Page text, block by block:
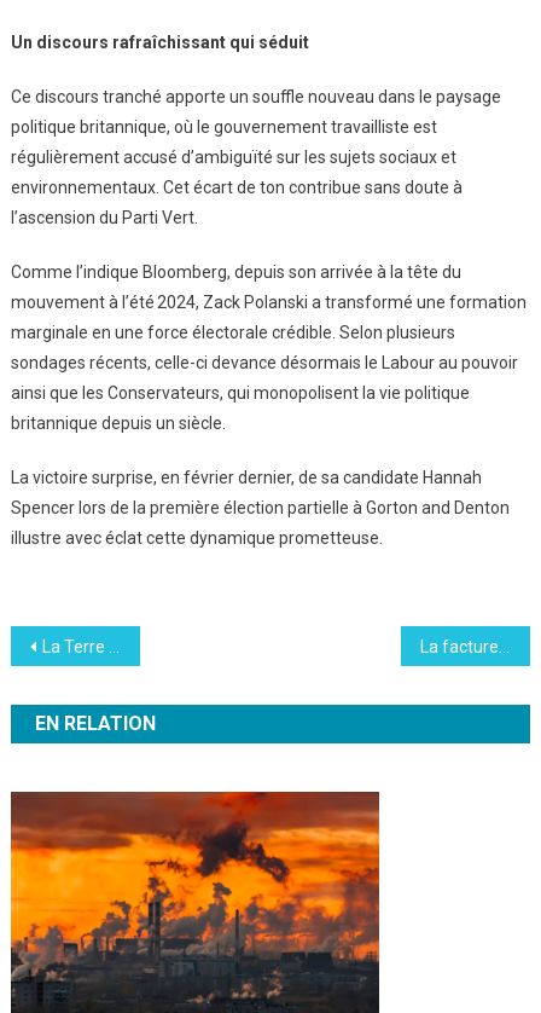
Un discours rafraîchissant qui séduit
Ce discours tranché apporte un souffle nouveau dans le paysage
politique britannique, où le gouvernement travailliste est
régulièrement accusé d’ambiguïté sur les sujets sociaux et
environnementaux. Cet écart de ton contribue sans doute à
l’ascension du Parti Vert.
Comme l’indique Bloomberg, depuis son arrivée à la tête du
mouvement à l’été 2024, Zack Polanski a transformé une formation
marginale en une force électorale crédible. Selon plusieurs
sondages récents, celle-ci devance désormais le Labour au pouvoir
ainsi que les Conservateurs, qui monopolisent la vie politique
britannique depuis un siècle.
La victoire surprise, en février dernier, de sa candidate Hannah
Spencer lors de la première élection partielle à Gorton and Denton
illustre avec éclat cette dynamique prometteuse.
Navigation
de
l’article
La Terre en surchauffe : l’ONU tire la sonnette d’alarme
EN RELATION